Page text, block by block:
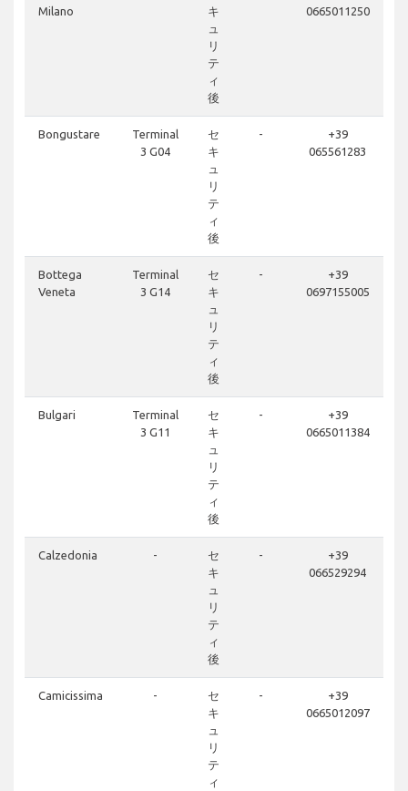
Milano
キ
ュ
リ
テ
ィ
後
0665011250
Bongustare
Terminal
3 G04
セ
キ
ュ
リ
テ
ィ
後
-
+39
065561283
Bottega
Veneta
Terminal
3 G14
セ
キ
ュ
リ
テ
ィ
後
-
+39
0697155005
Bulgari
Terminal
3 G11
セ
キ
ュ
リ
テ
ィ
後
-
+39
0665011384
Calzedonia -
セ
キ
ュ
リ
テ
ィ
後
-
+39
066529294
Camicissima -
セ
キ
ュ
リ
テ
ィ
-
+39
0665012097